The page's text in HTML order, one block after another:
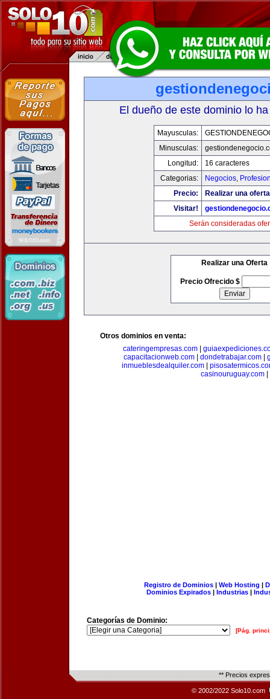
El dueño de este dominio lo
Mayusculas:
Minusculas:
Longitud:
16 caracteres
Categorias:
Negocios,
Precio:
Realizar una
Visitar!
Serán consideradas
Realizar una Oferta
Precio Ofrecido $
Otros dominios en venta:
cateringempresas.com|
capacitacionweb.com
dondetrabajar.com
inmueblesdealquiler.com|
casinouruguay.com
Registro de Dominios| Web Hosting |
Dominios Expirados | Industrias |
Categorías de Dominio:
[Pág.
** Precios
© 2002/2022 Solo10.com